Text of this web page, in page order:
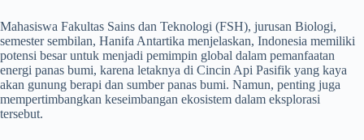
Mahasiswa Fakultas Sains dan Teknologi (FSH), jurusan Biologi,
semester sembilan, Hanifa Antartika menjelaskan, Indonesia memiliki
potensi besar untuk menjadi pemimpin global dalam pemanfaatan
energi panas bumi, karena letaknya di Cincin Api Pasifik yang kaya
akan gunung berapi dan sumber panas bumi. Namun, penting juga
mempertimbangkan keseimbangan ekosistem dalam eksplorasi
tersebut.